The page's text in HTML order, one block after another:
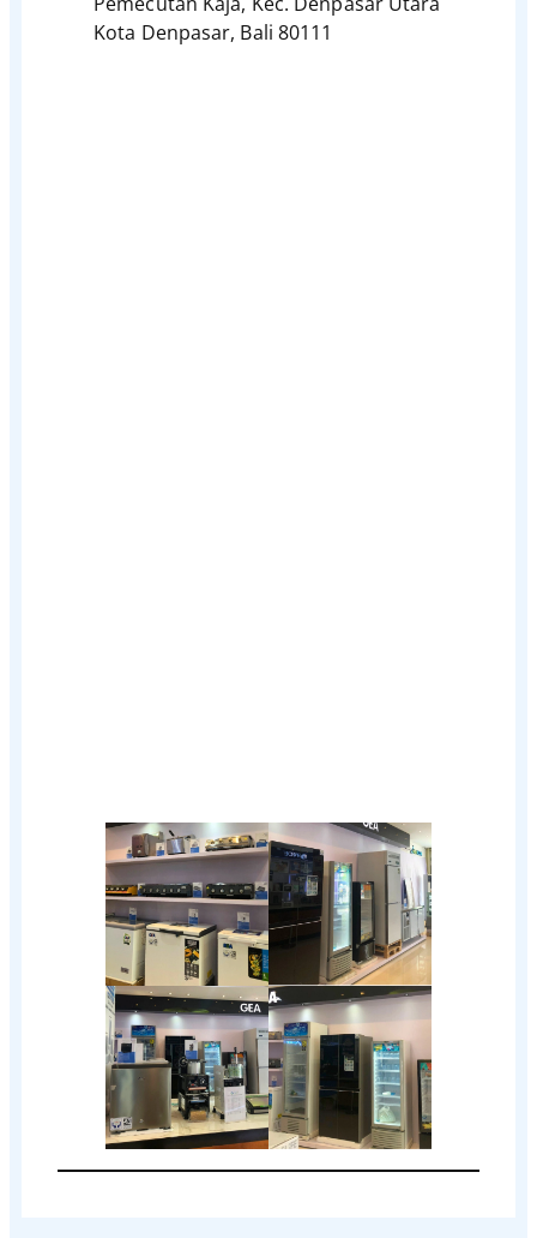
Kota Denpasar, Bali 80111